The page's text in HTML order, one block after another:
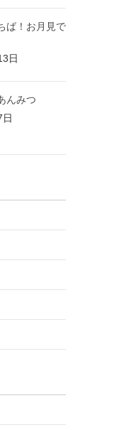
ば！お月見で
日
んみつ